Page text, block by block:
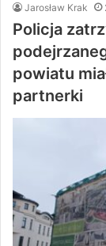
Jarosław Krak
Policja
powiatu
partnerki